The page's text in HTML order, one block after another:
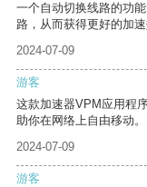
一个自动切换线路的功
路，从而获得更好的加速
2024-07-09
游客
这款加速器VPM应用程
助你在网络上自由移动。
2024-07-09
游客